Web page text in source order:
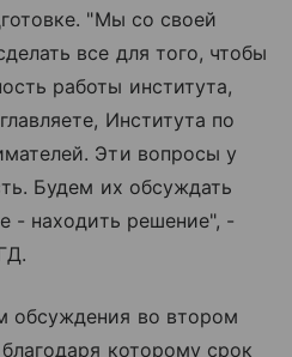
"Мы со своей
все для того, чтобы
работы института,
Института по
Эти вопросы у
Будем их обсуждать
- находить решение", -
обсуждения во втором
которому срок